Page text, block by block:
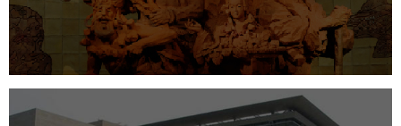
数字博物馆建设
展厅空间设计
企业展厅设计
公司展厅设计
北京展厅设计 产品展厅设计